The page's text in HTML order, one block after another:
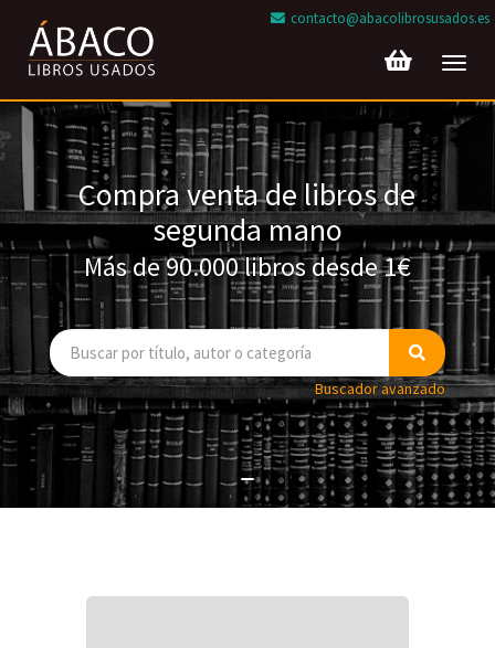
contacto@abacolibrosusados.es
Compra venta de libros de
segunda mano
Más de 90.000 libros desde 1€
Buscador avanzado